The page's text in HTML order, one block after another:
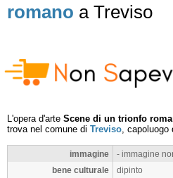
romano a Treviso
L'opera d'arte Scene di un trionfo
trova nel comune di Treviso, capoluogo
immagine
- immagine
bene culturale
dipinto